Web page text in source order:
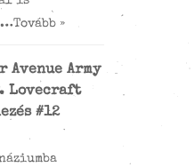
…Tovább »
Avenue Army
Lovecraft
#12